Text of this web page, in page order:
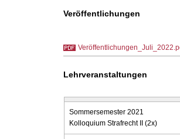
Veröffentlichungen
Lehrveranstaltungen
Sommersemester 2021
Kolloquium Strafrecht II (2x)